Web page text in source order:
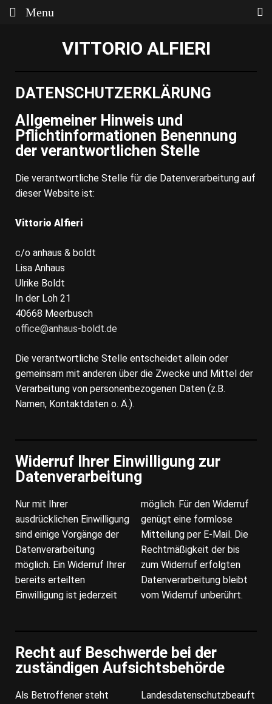
Menu
VITTORIO ALFIERI
DATENSCHUTZERKLÄRUNG
Allgemeiner Hinweis und
Pflichtinformationen Benennung
der verantwortlichen Stelle
Die verantwortliche Stelle für die Datenverarbeitung auf
dieser Website ist:
Vittorio Alfieri
c/o anhaus & boldt
Lisa Anhaus
Ulrike Boldt
In der Loh 21
40668 Meerbusch
office@anhaus-boldt.de
Die verantwortliche Stelle entscheidet allein oder
gemeinsam mit anderen über die Zwecke und Mittel der
Verarbeitung von personenbezogenen Daten (z.B.
Namen, Kontaktdaten o. Ä.).
Widerruf Ihrer Einwilligung zur
Datenverarbeitung
Nur mit Ihrer
ausdrücklichen Einwilligung
sind einige Vorgänge der
Datenverarbeitung
möglich. Ein Widerruf Ihrer
bereits erteilten
Einwilligung ist jederzeit
möglich. Für den Widerruf
genügt eine formlose
Mitteilung per E-Mail. Die
Rechtmäßigkeit der bis
zum Widerruf erfolgten
Datenverarbeitung bleibt
vom Widerruf unberührt.
Recht auf Beschwerde bei der
zuständigen Aufsichtsbehörde
Als Betroffener steht
Landesdatenschutzbeauft